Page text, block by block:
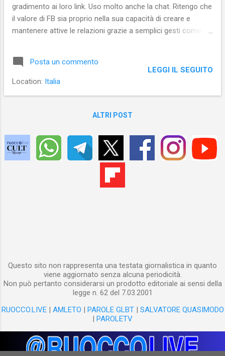
gradimento ai loro link. Uso molto anche la chat. Ritengo che
il valore di FB sia proprio nella sua capacità di creare e
mantenere attive le relazioni grazie a semplici gesti come un
organizzare i contenuti, anche se può dare loro grande
visibilità. Una visibilità momentanea. Per ora, lo scambio dei
contenuti è funzionale alla relazione. TWITTER Lo uso per
Facebook è il mio strumento privilegiato per tenermi
colpiscono BLOG Li uso per pubblicarvi i contenuti che creo
personalmente e, anche se più raramente, quelli creati da
altri che ritengo utile condividere. La forza dei blog sta nel
fatto che i contenuti possono essere ...
Posta un commento
Location: Italia
LEGGI IL SEGUITO
ALTRI POST
Questo sito non rappresenta una testata giornalistica in quanto
viene aggiornato senza alcuna periodicità.
Non può pertanto considerarsi un prodotto editoriale ai sensi della
legge n. 62 del 7.03.2001
RUOCCO.LIVE| AMLETO | PAROLE GLBT| SALVATORE QUASIMODO
| PAROLETV